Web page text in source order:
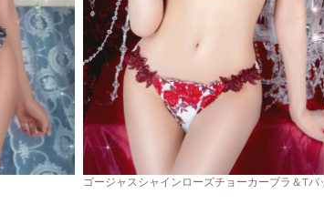
ゴージャスシャインローズチョーカーブラ＆Tバ